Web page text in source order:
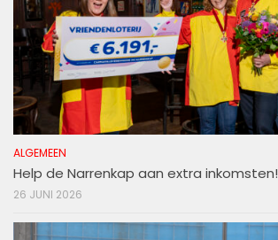
ALGEMEEN
Help de Narrenkap aan extra inkomsten!
26 JUNI 2026